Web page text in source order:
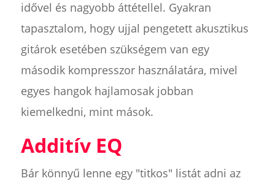
idővel és nagyobb áttétellel. Gyakran
tapasztalom, hogy ujjal pengetett akusztikus
gitárok esetében szükségem van egy
második kompresszor használatára, mivel
egyes hangok hajlamosak jobban
kiemelkedni, mint mások.
Additív EQ
Bár könnyű lenne egy "titkos" listát adni az